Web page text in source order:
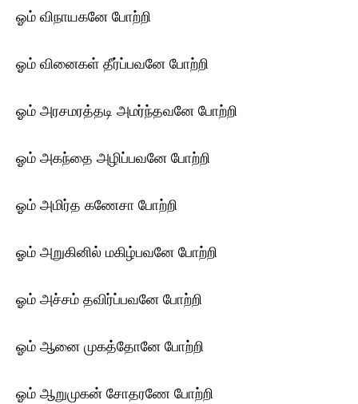
ஓம் விநாயகனே போற்றி
ஓம் வினைகள் தீர்ப்பவனே போற்றி
ஓம் அரசமரத்தடி அமர்ந்தவனே போற்றி
ஓம் அகந்தை அழிப்பவனே போற்றி
ஓம் அமிர்த கணேசா போற்றி
ஓம் அறுகினில் மகிழ்பவனே போற்றி
ஓம் அச்சம் தவிர்ப்பவனே போற்றி
ஓம் ஆனை முகத்தோனே போற்றி
ஓம் ஆறுமுகன் சோதரணே போற்றி